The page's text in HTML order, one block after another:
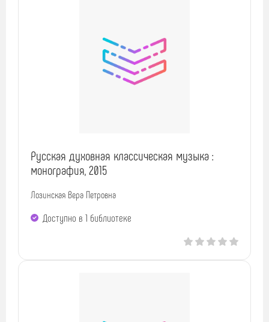
Русская духовная классическая музыка :
монография, 2015
Лозинская Вера Петровна
Доступно в 1 библиотекe